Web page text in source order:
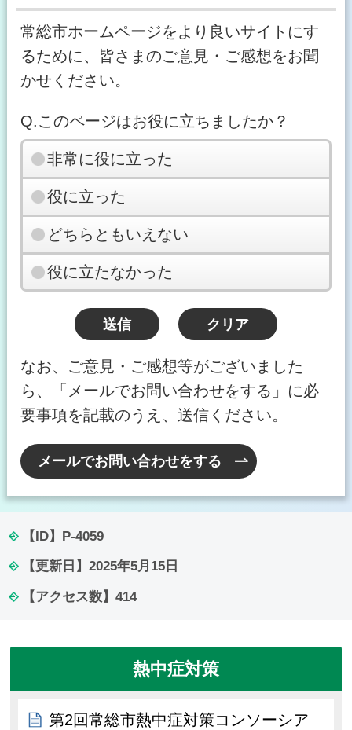
常総市ホームページをより良いサイトにす
るために、皆さまのご意見・ご感想をお聞
かせください。
Q.このページはお役に立ちましたか？
非常に役に立った
役に立った
どちらともいえない
役に立たなかった
なお、ご意見・ご感想等がございました
ら、「メールでお問い合わせをする」に必
要事項を記載のうえ、送信ください。
メールでお問い合わせをする
【ID】 P-4059
【更新日】 2025年5月15日
【アクセス数】 414
熱中症対策
第2回常総市熱中症対策コンソーシア